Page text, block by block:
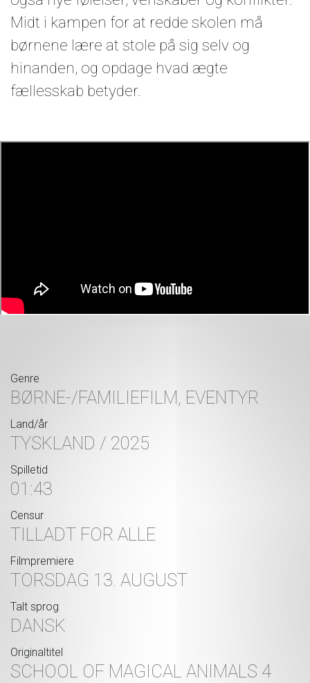
Midt i kampen for at redde skolen må
børnene lære at stole på sig selv og
hinanden, og opdage hvad ægte
fællesskab betyder.
Genre
BØRNE-/FAMILIEFILM, EVENTYR
Land/år
TYSKLAND / 2025
Spilletid
01:43
Censur
TILLADT FOR ALLE
Filmpremiere
TORSDAG 13. AUGUST
Talt sprog
DANSK
Originaltitel
SCHOOL OF MAGICAL ANIMALS 4